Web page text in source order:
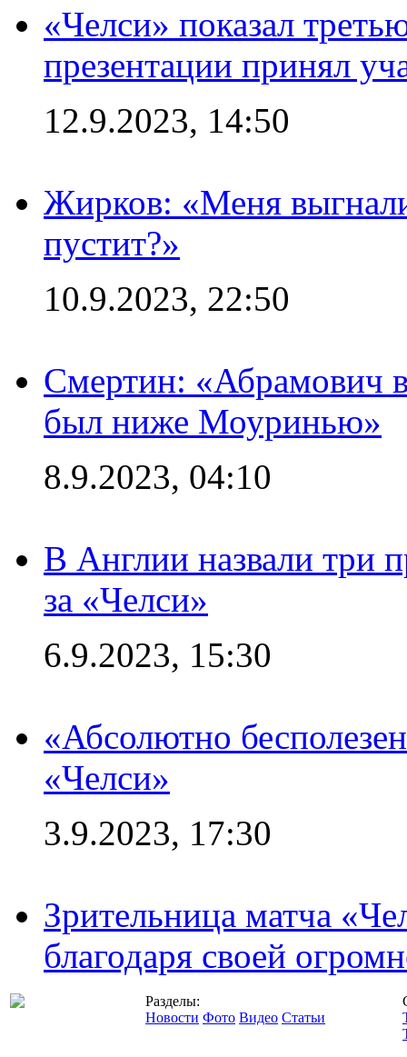
«Челси» показал
презентации принял
12.9.2023, 14:50
Жирков: «Меня
пустит?»
10.9.2023, 22:50
Смертин: «Абрамович в
был ниже Моуринью»
8.9.2023, 04:10
В Англии назвали три
за «Челси»
6.9.2023, 15:30
«Абсолютно
«Челси»
3.9.2023, 17:30
Зрительница матча
благодаря своей
Разделы:
Новости Фото Видео Статьи